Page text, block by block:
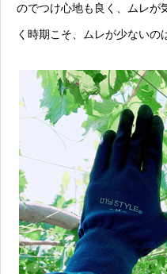
のでつけ心地も良く、ムレが
く時期こそ、ムレが少ないの